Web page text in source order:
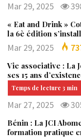
Mar 29, 2025
« Eat and Drink »
la 6è édition
Mar 29, 2025
Vie associative : La
ses 15 ans
Mar 27, 2025
Bénin : La JCI
formation pratique